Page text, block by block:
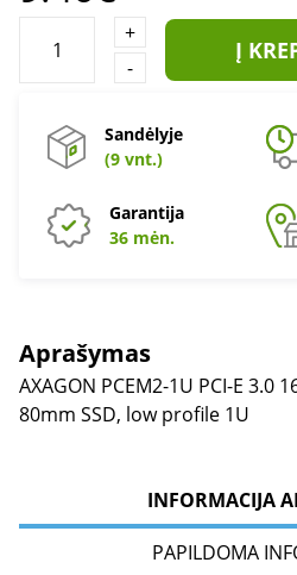
+
-
Į
Sandėlyje
(9 vnt.)
Garantija
36 mėn.
Aprašymas
AXAGON PCEM2-1U PCI-E 3.0
80mm SSD, low profile 1U
INFORMACIJA
PAPILDOMA